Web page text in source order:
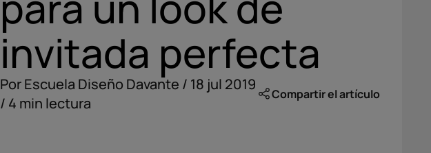
invitada perfecta
Por Escuela Diseño Davante / 18 jul 2019
/ 4 min lectura
Compartir el artículo